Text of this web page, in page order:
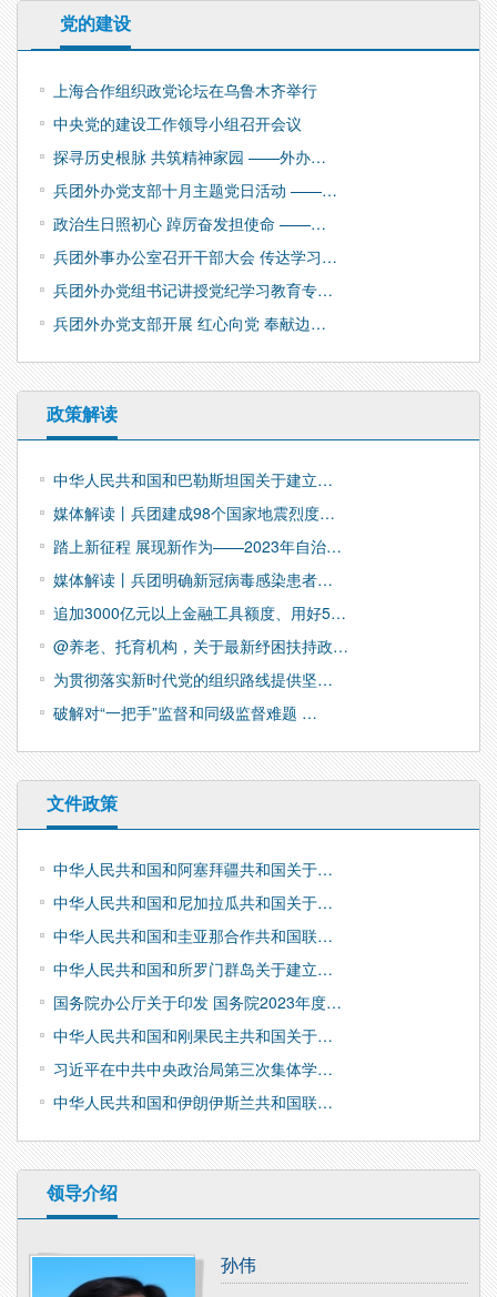
党的建设
上海合作组织政党论坛在乌鲁木齐举行
中央党的建设工作领导小组召开会议
探寻历史根脉 共筑精神家园 ——外办…
兵团外办党支部十月主题党日活动 ——…
政治生日照初心 踔厉奋发担使命 ——…
兵团外事办公室召开干部大会 传达学习…
兵团外办党组书记讲授党纪学习教育专…
兵团外办党支部开展 红心向党 奉献边…
政策解读
中华人民共和国和巴勒斯坦国关于建立…
媒体解读丨兵团建成98个国家地震烈度…
踏上新征程 展现新作为——2023年自治…
媒体解读丨兵团明确新冠病毒感染患者…
追加3000亿元以上金融工具额度、用好5…
@养老、托育机构，关于最新纾困扶持政…
为贯彻落实新时代党的组织路线提供坚…
破解对“一把手”监督和同级监督难题 …
文件政策
中华人民共和国和阿塞拜疆共和国关于…
中华人民共和国和尼加拉瓜共和国关于…
中华人民共和国和圭亚那合作共和国联…
中华人民共和国和所罗门群岛关于建立…
国务院办公厅关于印发 国务院2023年度…
中华人民共和国和刚果民主共和国关于…
习近平在中共中央政治局第三次集体学…
中华人民共和国和伊朗伊斯兰共和国联…
领导介绍
孙伟